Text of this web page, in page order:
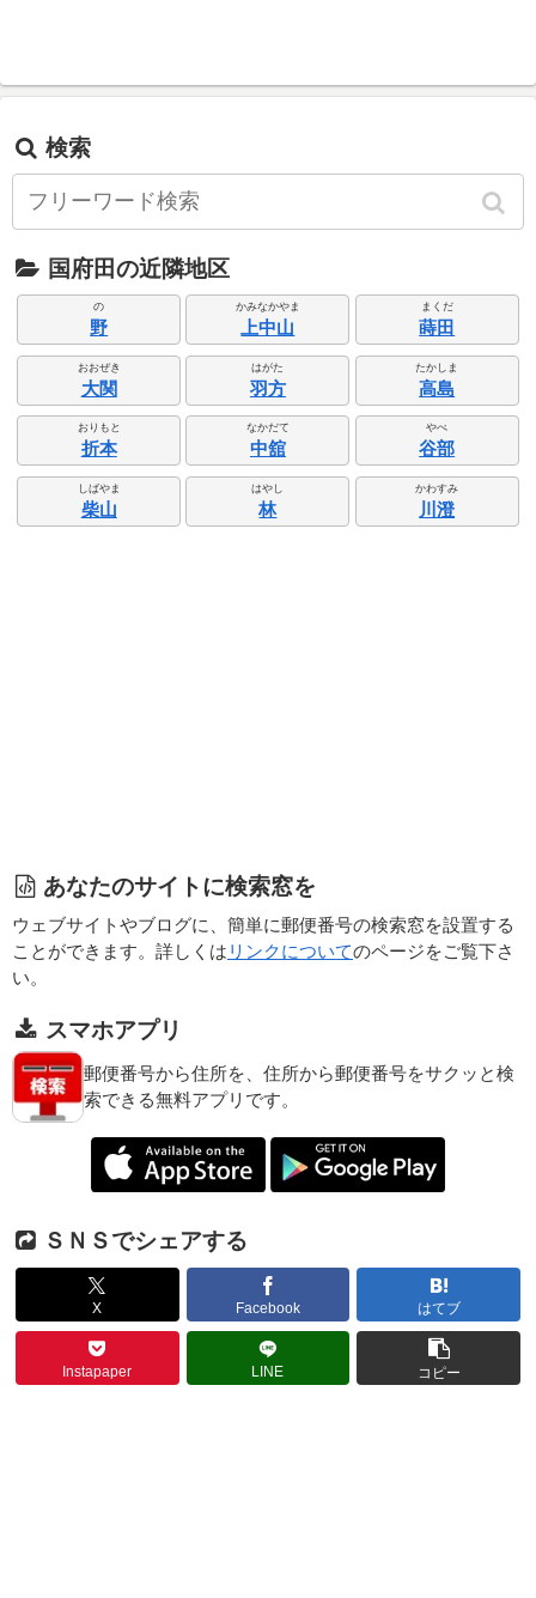
検索
国府田の近隣地区
の
野
かみなかやま
上中山
まくだ
蒔田
おおぜき
大関
はがた
羽方
たかしま
高島
おりもと
折本
なかだて
中舘
やべ
谷部
しばやま
柴山
はやし
林
かわすみ
川澄
あなたのサイトに検索窓を
ウェブサイトやブログに、簡単に郵便番号の検索窓を設置する
ことができます。詳しくは リンクについてのページをご覧下さ
い。
スマホアプリ
郵便番号から住所を、住所から郵便番号をサクッと検
索できる無料アプリです。
ＳＮＳでシェアする
X Facebook はてブ
Instapaper LINE コピー